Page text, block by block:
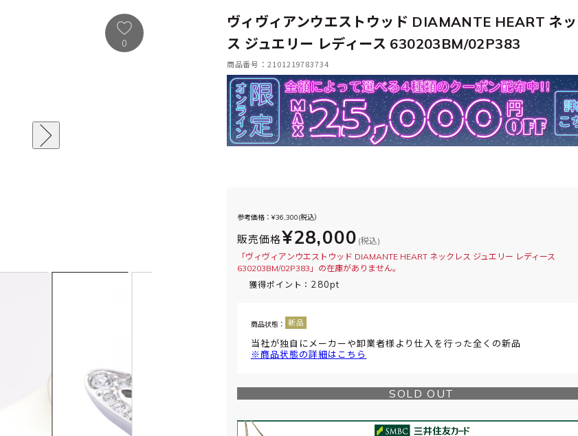
0
ヴィヴィアンウエストウッド DIAMANTE HEART ネ
ス ジュエリー レディース 630203BM/02P383
商品番号：2101219783734
参考価格：¥36,300(税込）
販売価格¥28,000 (税込)
「ヴィヴィアンウエストウッド DIAMANTE HEART ネックレス ジュエリー レディース
630203BM/02P383」の在庫がありません。
獲得ポイント： 280pt
商品状態：
当社が独自にメーカーや卸業者様より仕入を行った全くの新品
※商品状態の詳細はこちら
SOLD OUT